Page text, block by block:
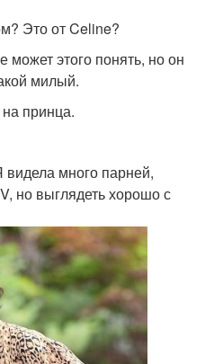
Это от Celine?
может этого понять, но он
милый.
принца.
видела много парней,
но выглядеть хорошо с